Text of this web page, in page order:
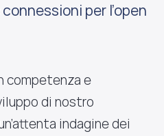
per l’open
competenza e
di nostro
indagine dei